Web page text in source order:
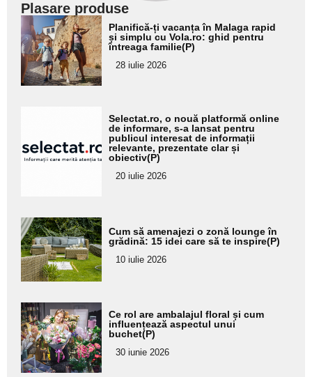
Plasare produse
Adaugă
aici textul
pentru
subtitlu
Planifică-ți vacanța în Malaga rapid
și simplu cu Vola.ro: ghid pentru
întreaga familie(P)
28 iulie 2026
pentru
subtitlu
Selectat.ro, o nouă platformă online
de informare, s-a lansat pentru
publicul interesat de informații
relevante, prezentate clar și
obiectiv(P)
20 iulie 2026
Adaugă
aici textul
pentru
subtitlu
Cum să amenajezi o zonă lounge în
grădină: 15 idei care să te inspire(P)
10 iulie 2026
Adaugă
aici textul
pentru
subtitlu
Ce rol are ambalajul floral și cum
influențează aspectul unui
buchet(P)
30 iunie 2026